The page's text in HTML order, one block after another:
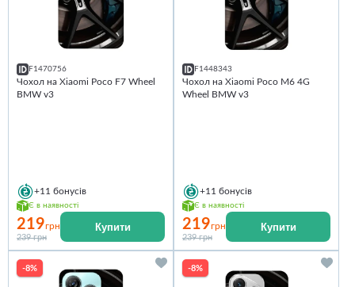
F1470756
Чохол на Xiaomi Poco F7 Wheel
BMW v3
+11 бонусів
Є в наявності
219грн
239 грн
Купити
F1448343
Чохол на Xiaomi Poco M6 4G
Wheel BMW v3
+11 бонусів
Є в наявності
219грн
239 грн
Купити
-8% -8%